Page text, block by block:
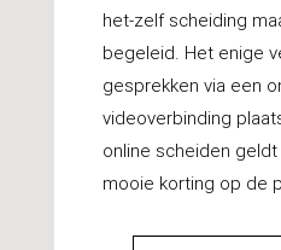
het-zelf scheiding
begeleid. Het enige
gesprekken via een
videoverbinding
online scheiden
mooie korting op de